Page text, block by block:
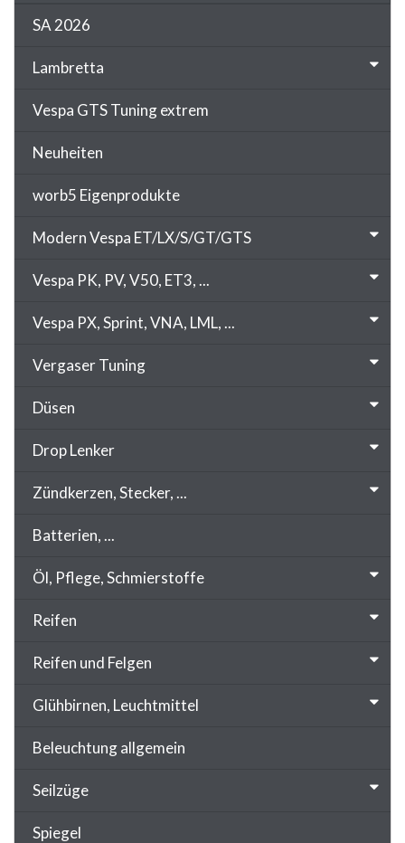
SA 2026
Lambretta
Vespa GTS Tuning extrem
Neuheiten
worb5 Eigenprodukte
Modern Vespa ET/LX/S/GT/GTS
Vespa PK, PV, V50, ET3, ...
Vespa PX, Sprint, VNA, LML, ...
Vergaser Tuning
Düsen
Drop Lenker
Zündkerzen, Stecker, ...
Batterien, ...
Öl, Pflege, Schmierstoffe
Reifen
Reifen und Felgen
Glühbirnen, Leuchtmittel
Beleuchtung allgemein
Seilzüge
Spiegel